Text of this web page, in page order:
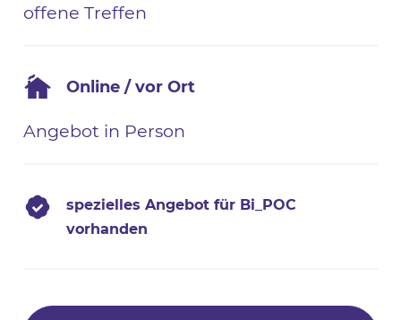
offene Treffen
Online / vor Ort
Angebot in Person
spezielles Angebot für Bi_POC
vorhanden